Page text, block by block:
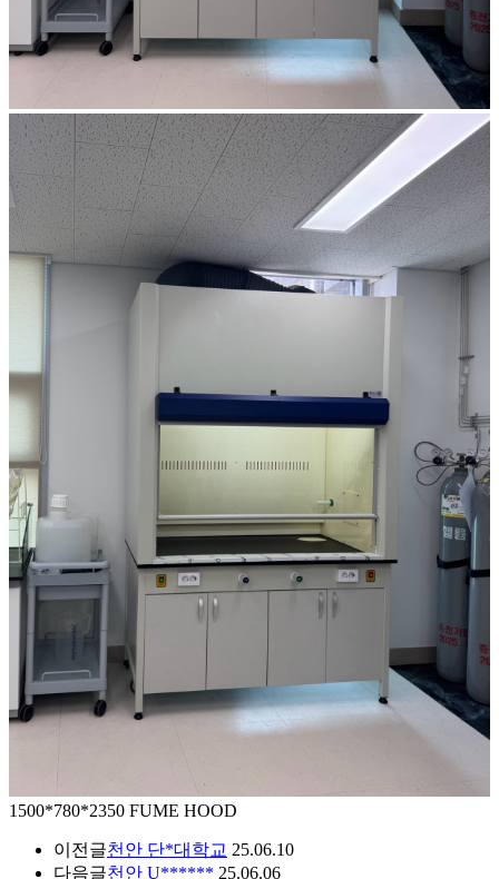
1500*780*2350 FUME HOOD
이전글천안 단*대학교 25.06.10
다음글천안 U****** 25.06.06